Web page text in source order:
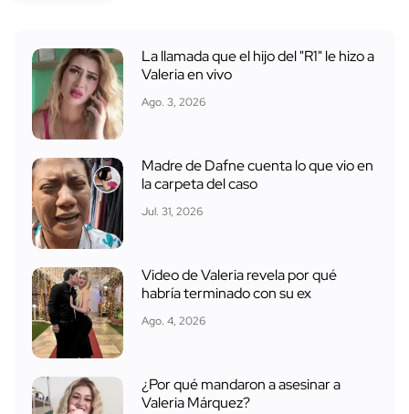
La llamada que el hijo del "R1" le hizo a
Valeria en vivo
Ago. 3, 2026
Madre de Dafne cuenta lo que vio en
la carpeta del caso
Jul. 31, 2026
Video de Valeria revela por qué
habría terminado con su ex
Ago. 4, 2026
¿Por qué mandaron a asesinar a
Valeria Márquez?